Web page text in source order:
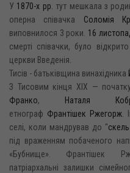
У 1870-х рр. тут мешкала з
оперна співачка Соломія
виповнилося 3 роки. 16
смерті співачки, було
церкви Введенія.
Тисів - батьківщина винахідника
З Тисовим кінця XIX —
Франко, Наталя
етнограф Франтішек Ржегорж
селі, коли мандрував до "
під враженням побаченого
«Бубнище». Франтішек
патріархальні залишки